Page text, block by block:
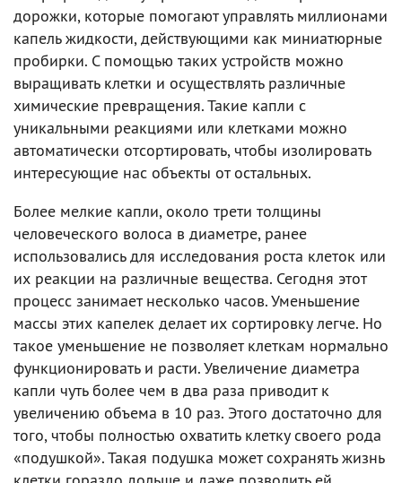
дорожки, которые помогают управлять миллионами
капель жидкости, действующими как миниатюрные
пробирки. С помощью таких устройств можно
выращивать клетки и осуществлять различные
химические превращения. Такие капли с
уникальными реакциями или клетками можно
автоматически отсортировать, чтобы изолировать
интересующие нас объекты от остальных.
Более мелкие капли, около трети толщины
человеческого волоса в диаметре, ранее
использовались для исследования роста клеток или
их реакции на различные вещества. Сегодня этот
процесс занимает несколько часов. Уменьшение
массы этих капелек делает их сортировку легче. Но
такое уменьшение не позволяет клеткам нормально
функционировать и расти. Увеличение диаметра
капли чуть более чем в два раза приводит к
увеличению объема в 10 раз. Этого достаточно для
того, чтобы полностью охватить клетку своего рода
«подушкой». Такая подушка может сохранять жизнь